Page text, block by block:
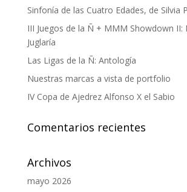
Sinfonía de las Cuatro Edades, de Silvia
III Juegos de la Ñ + MMM Showdown II:
Juglaría
Las Ligas de la Ñ: Antología
Nuestras marcas a vista de portfolio
IV Copa de Ajedrez Alfonso X el Sabio
Comentarios recientes
Archivos
mayo 2026